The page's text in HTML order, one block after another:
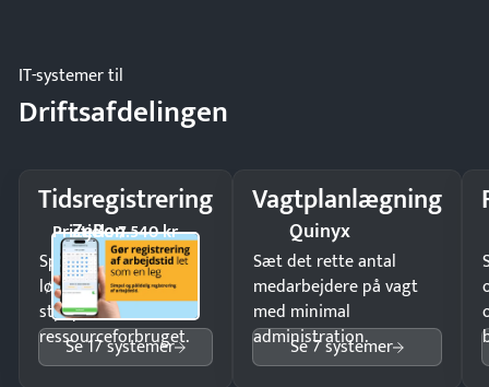
IT-systemer til
Driftsafdelingen
Tidsregistrering
ZeBon
Pristjek: 7.540 kr
Spar tid på
lønberegning og få
styr på
ressourceforbruget.
Se 17 systemer
Vagtplanlægning
Quinyx
Sæt det rette antal
medarbejdere på vagt
med minimal
administration.
Se 7 systemer